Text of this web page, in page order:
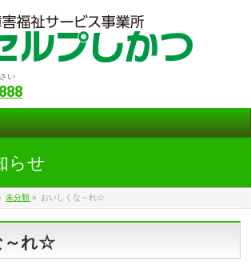
い
らせ
未分類 » おいしくな～れ☆
～れ☆